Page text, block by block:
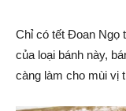
Chỉ có tết Đoan Ngọ
của loại bánh này,
càng làm cho mùi vị